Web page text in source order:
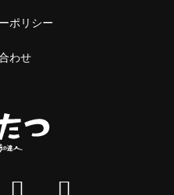
ポリシー
わせ